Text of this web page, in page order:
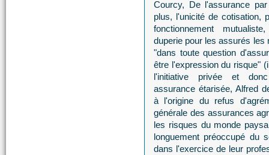
Courcy, De l'assurance
plus, l'unicité de cotisation,
fonctionnement
duperie pour les assurés les
"dans toute question
être l'expression du risque"
l'initiative privée et
assurance étarisée, Alfred
à l'origine du refus
générale des assurances
les risques du monde
longuement préoccupé du
dans l'exercice de leur